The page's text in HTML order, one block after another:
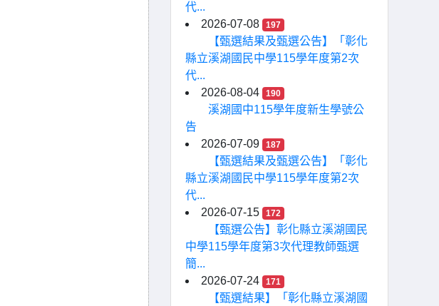
代...
2026-07-08
197
【甄選結果及甄選公告】「彰化
縣立溪湖國民中學115學年度第2次
代...
2026-08-04
190
溪湖國中115學年度新生學號公
告
2026-07-09
187
【甄選結果及甄選公告】「彰化
縣立溪湖國民中學115學年度第2次
代...
2026-07-15
172
【甄選公告】彰化縣立溪湖國民
中學115學年度第3次代理教師甄選
簡...
2026-07-24
171
【甄選結果】「彰化縣立溪湖國